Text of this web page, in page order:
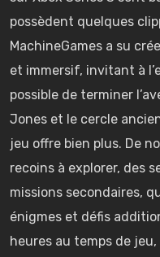
possèdent quelques
MachineGames a su
et immersif, invitant à
possible de terminer
Jones et le cercle
jeu offre bien plus. De
recoins à explorer, des
missions secondaires,
énigmes et défis
heures au temps de